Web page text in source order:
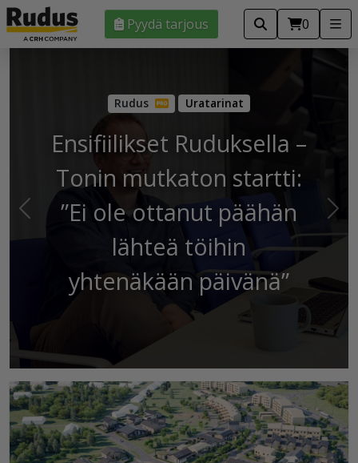
Pyydä tarjous 0
Uratarinat
Ensifiilikset Ruduksella –
Tonin mutkaton startti:
”Ei ole ottanut päähän
lähteä töihin
yhtenäkään päivänä”
Edellinen